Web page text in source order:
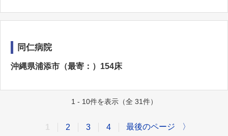
同仁病院
沖縄県浦添市（最寄：）154床
1 - 10件を表示（全 31件）
2 3 4 最後のページ 〉